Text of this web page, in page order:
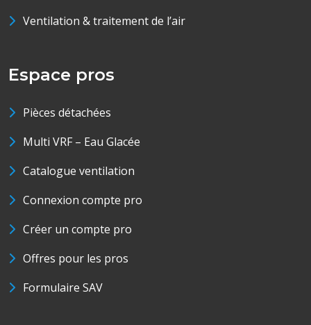
Ventilation & traitement de l’air
Espace pros
Pièces détachées
Multi VRF – Eau Glacée
Catalogue ventilation
Connexion compte pro
Créer un compte pro
Offres pour les pros
Formulaire SAV